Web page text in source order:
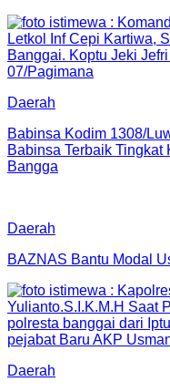
Daerah
Babinsa Kodim 1308/
Babinsa Terbaik
Bangga
Daerah
BAZNAS Bantu Modal
Daerah